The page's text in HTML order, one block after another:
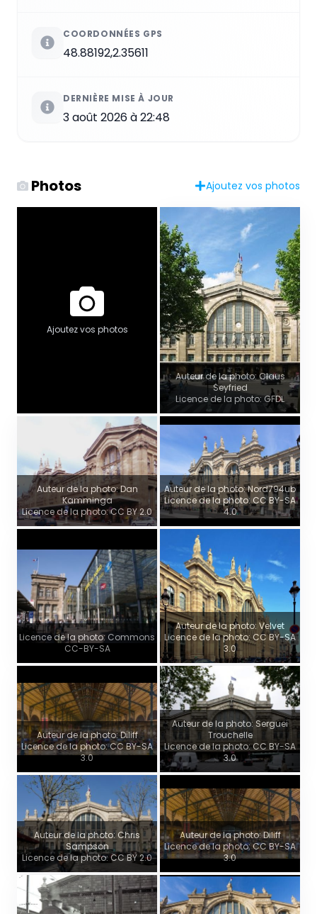
COORDONNÉES GPS
48.88192,2.35611
DERNIÈRE MISE À JOUR
3 août 2026 à 22:48
Photos Ajoutez vos photos
Ajoutez vos photos
Auteur de la photo: Claus
Seyfried
Licence de la photo: GFDL
Auteur de la photo: Dan
Kamminga
Licence de la photo: CC BY 2.0
Auteur de la photo: Nord794ub
Licence de la photo: CC BY-SA
4.0
Licence de la photo: Commons
CC-BY-SA
Auteur de la photo: Velvet
Licence de la photo: CC BY-SA
3.0
Auteur de la photo: Diliff
Licence de la photo: CC BY-SA
3.0
Auteur de la photo: Serguei
Trouchelle
Licence de la photo: CC BY-SA
3.0
Auteur de la photo: Chris
Sampson
Licence de la photo: CC BY 2.0
Auteur de la photo: Diliff
Licence de la photo: CC BY-SA
3.0